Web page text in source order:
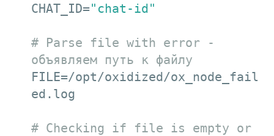
CHAT_ID="chat-id"
# Parse file with error -
объявляем путь к файлу
FILE=/opt/oxidized/ox_node_fail
ed.log
# Checking if file is empty or